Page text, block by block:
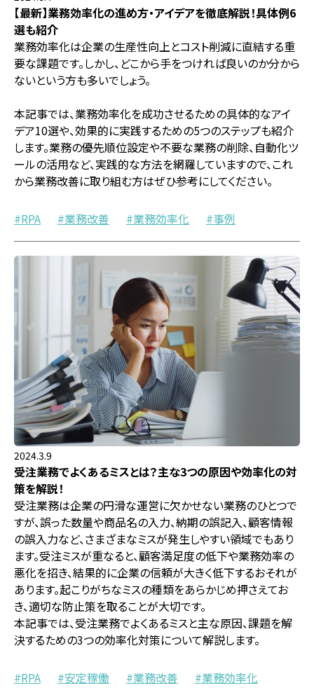
【最新】業務効率化の進め方・アイデアを徹底解説！具体例6
選も紹介
業務効率化は企業の生産性向上とコスト削減に直結する重
要な課題です。しかし、どこから手をつければ良いのか分から
ないという方も多いでしょう。
本記事では、業務効率化を成功させるための具体的なアイ
デア10選や、効果的に実践するための5つのステップも紹介
します。業務の優先順位設定や不要な業務の削除、自動化ツ
ールの活用など、実践的な方法を網羅していますので、これ
から業務改善に取り組む方はぜひ参考にしてください。
RPA 業務改善 業務効率化 事例
2024.3.9
受注業務でよくあるミスとは？主な3つの原因や効率化の対
策を解説！
受注業務は企業の円滑な運営に欠かせない業務のひとつで
すが、誤った数量や商品名の入力、納期の誤記入、顧客情報
の誤入力など、さまざまなミスが発生しやすい領域でもあり
ます。受注ミスが重なると、顧客満足度の低下や業務効率の
悪化を招き、結果的に企業の信頼が大きく低下するおそれが
あります。起こりがちなミスの種類をあらかじめ押さえてお
き、適切な防止策を取ることが大切です。
本記事では、受注業務でよくあるミスと主な原因、課題を解
決するための3つの効率化対策について解説します。
RPA 安定稼働 業務改善 業務効率化